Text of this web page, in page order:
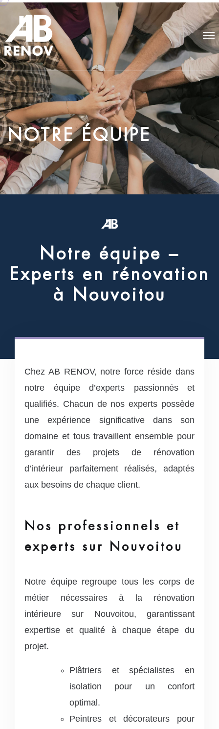
NOTRE ÉQUIPE
Notre équipe –
Experts en rénovation
à Nouvoitou
Chez AB RENOV, notre force réside dans
notre équipe d’experts passionnés et
qualifiés. Chacun de nos experts possède
une expérience significative dans son
domaine et tous travaillent ensemble pour
garantir des projets de rénovation
d’intérieur parfaitement réalisés, adaptés
aux besoins de chaque client.
Nos professionnels et
experts sur Nouvoitou
Notre équipe regroupe tous les corps de
métier nécessaires à la rénovation
intérieure sur Nouvoitou, garantissant
expertise et qualité à chaque étape du
projet.
Plâtriers et spécialistes en
isolation pour un confort
optimal.
Peintres et décorateurs pour